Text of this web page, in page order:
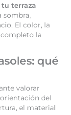
terraza
sombra,
El color, la
la
qué
valorar
del
el material